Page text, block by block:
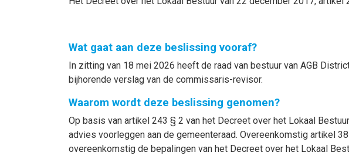
Wat gaat aan deze beslissing vooraf?
In zitting van 18 mei 2026 heeft de raad van bestuur van AGB
bijhorende verslag van de commissaris-revisor.
Waarom wordt deze beslissing genomen?
Op basis van artikel 243 § 2 van het Decreet over het Lokaal
advies voorleggen aan de gemeenteraad. Overeenkomstig artikel
overeenkomstig de bepalingen van het Decreet over het Lokaal